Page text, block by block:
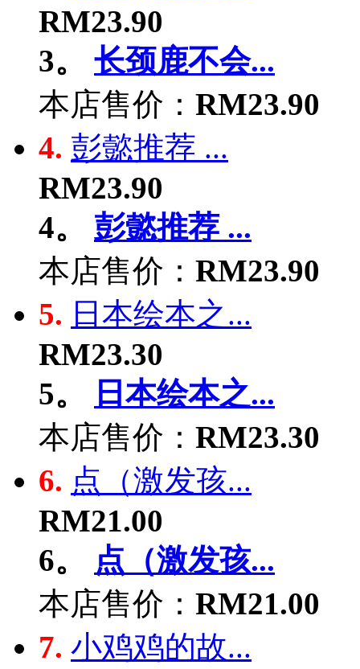
RM23.90
3。
长颈鹿不会...
本店售价： RM23.90
4. 彭懿推荐 ...
RM23.90
4。
彭懿推荐 ...
本店售价： RM23.90
5. 日本绘本之...
RM23.30
5。
日本绘本之...
本店售价： RM23.30
6. 点（激发孩...
RM21.00
6。
点（激发孩...
本店售价： RM21.00
7. 小鸡鸡的故...